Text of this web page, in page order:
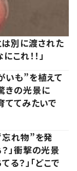
別に渡された
これ！！」
いも”を植えて
きの光景に
ててみたいで
忘れ物”を発
」衝撃の光景
る？」「どこで